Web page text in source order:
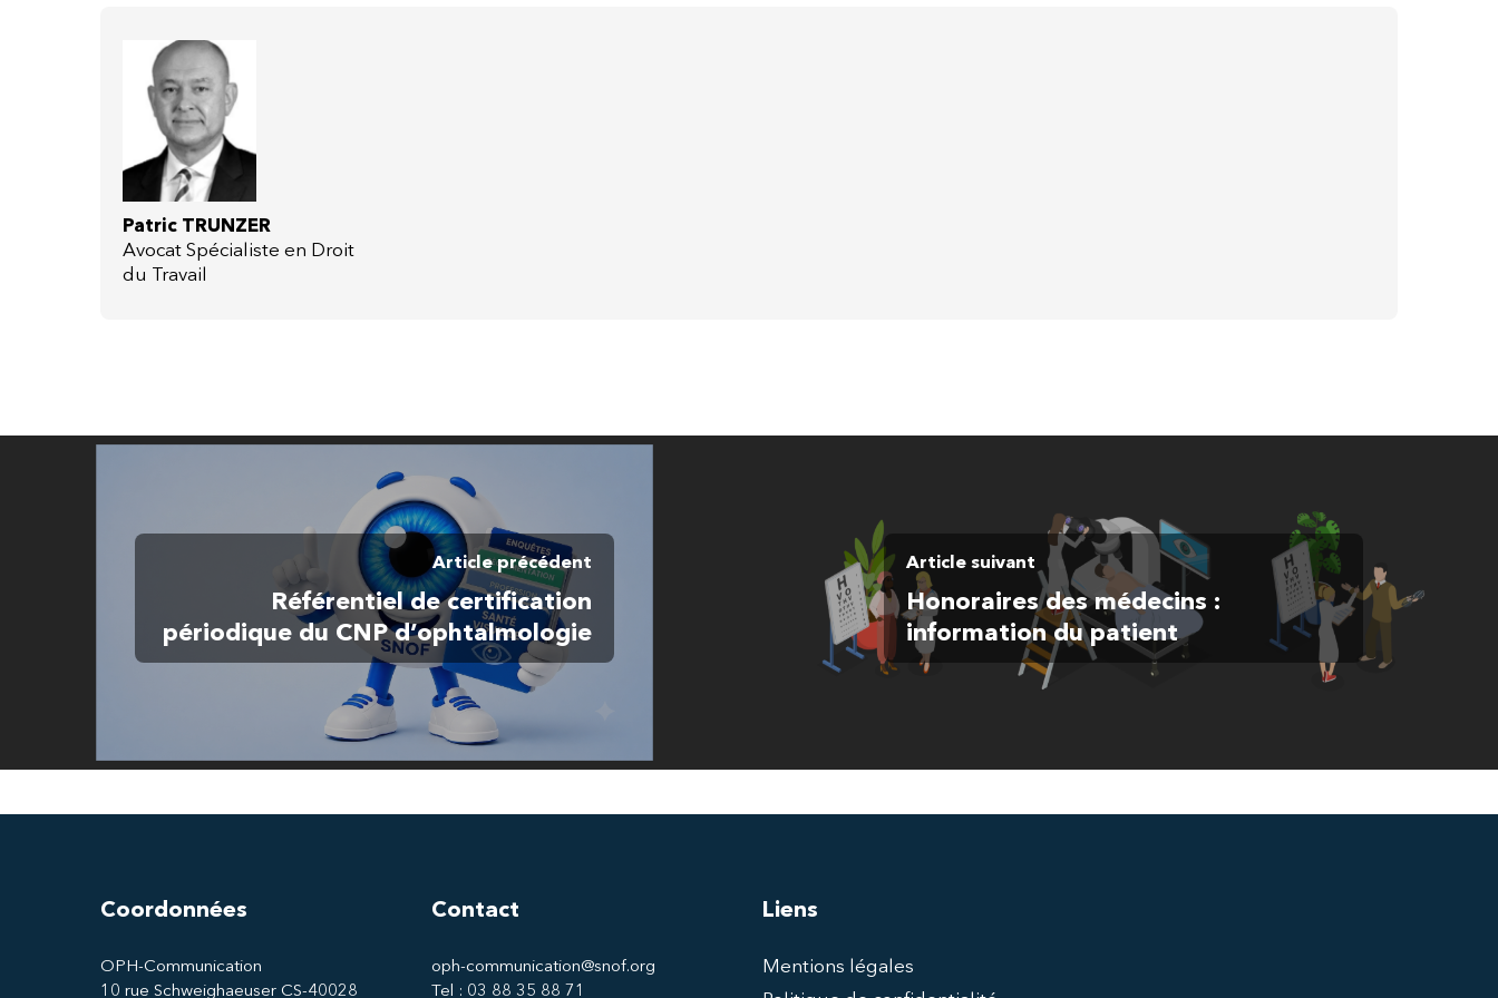
Patric TRUNZER
Avocat Spécialiste en Droit
du Travail
Article précédent
Référentiel de certification
périodique du CNP d’ophtalmologie
Article suivant
Honoraires des médecins :
information du patient
Coordonnées
OPH-Communication
10 rue Schweighaeuser CS-40028
Contact
oph-communication@snof.org
Tel : 03 88 35 88 71
Liens
Mentions légales